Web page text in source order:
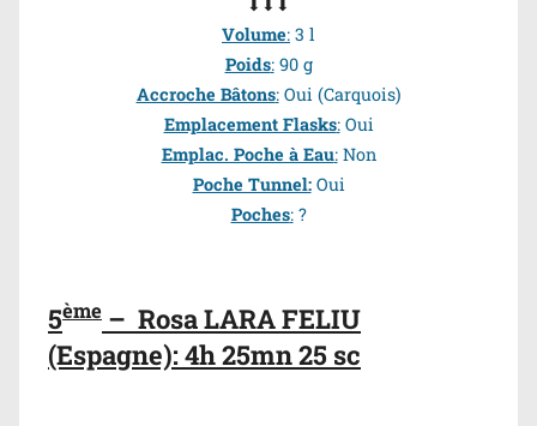
Volume: 3 l
Poids:90 g
Accroche Bâtons:Oui (Carquois)
Emplacement Flasks:Oui
Emplac. Poche à Eau:Non
Poche Tunnel:Oui
Poches:?
5ème – Rosa LARA FELIU
(Espagne): 4h 25mn 25 sc